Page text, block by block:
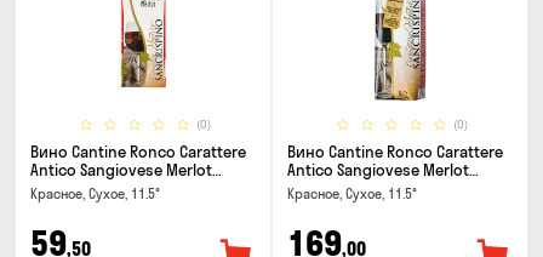
(0)
Вино Cantine Ronco Carattere
Antico Sangiovese Merlot
Rubicone IGT 0.25л
Красное, Сухое, 11.5°
59,50
(0)
Вино Cantine Ronco Carattere
Antico Sangiovese Merlot
Rubicone IGT 1л
Красное, Сухое, 11.5°
169,00